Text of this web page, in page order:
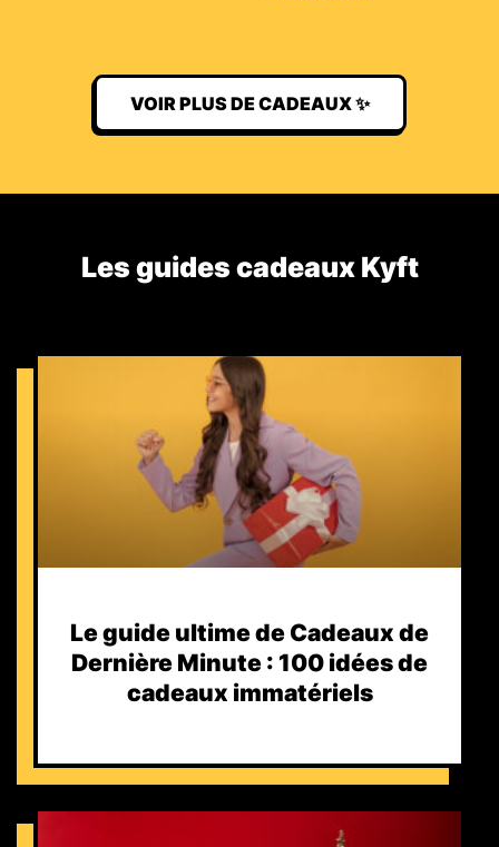
VOIR PLUS DE CADEAUX ✨
Les guides cadeaux Kyft​
Le guide ultime de Cadeaux de
Dernière Minute : 100 idées de
cadeaux immatériels